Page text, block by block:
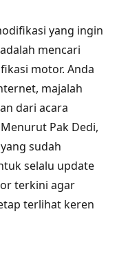
yang ingin
mencari
motor. Anda
majalah
dari acara
Pak Dedi,
sudah
selalu update
terkini agar
terlihat keren